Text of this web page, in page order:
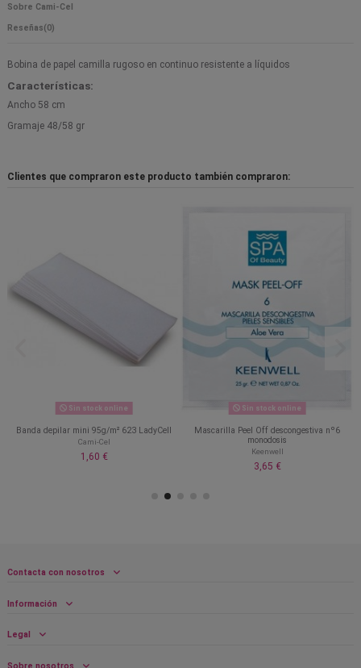
Sobre Cami-Cel
Reseñas(0)
Bobina de papel camilla rugoso en continuo resistente a líquidos
Características:
Ancho 58 cm
Gramaje 48/58 gr
Clientes que compraron este producto también compraron:
Sin stock online
Banda depilar mini 95g/m² 623 LadyCell
Cami-Cel
1,60 €
Sin stock online
Mascarilla Peel Off descongestiva nº6
monodosis
Keenwell
3,65 €
Contacta con nosotros
Información
Legal